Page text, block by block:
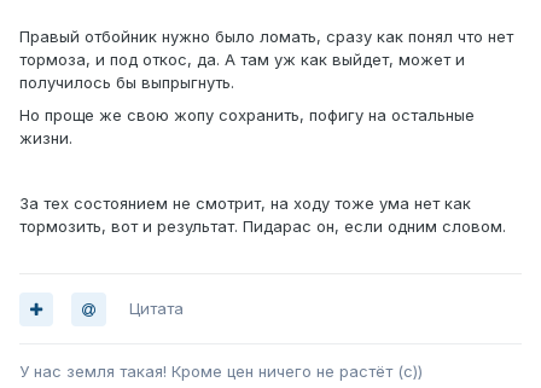
Правый отбойник нужно было ломать, сразу как понял что нет
тормоза, и под откос, да. А там уж как выйдет, может и
получилось бы выпрыгнуть.
Но проще же свою жопу сохранить, пофигу на остальные
жизни.
За тех состоянием не смотрит, на ходу тоже ума нет как
тормозить, вот и результат. Пидарас он, если одним словом.
Цитата
У нас земля такая! Кроме цен ничего не растёт (с))